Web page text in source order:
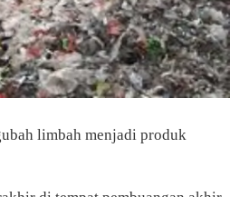
limbah menjadi produk